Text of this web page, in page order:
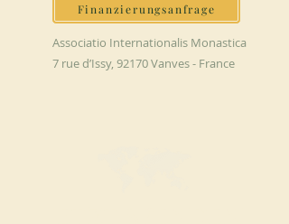
Finanzierungsanfrage
Associatio Internationalis Monastica
7 rue d’Issy, 92170 Vanves - France